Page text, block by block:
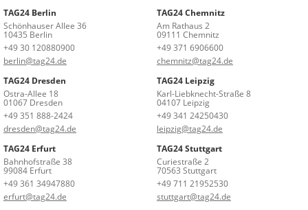
TAG24 Berlin
Schönhauser Allee 36
10435 Berlin
+49 30 120880900
berlin@tag24.de
TAG24 Chemnitz
Am Rathaus 2
09111 Chemnitz
+49 371 6906600
chemnitz@tag24.de
TAG24 Dresden
Ostra-Allee 18
01067 Dresden
+49 351 888-2424
dresden@tag24.de
TAG24 Leipzig
Karl-Liebknecht-Straße 8
04107 Leipzig
+49 341 24250430
leipzig@tag24.de
TAG24 Erfurt
Bahnhofstraße 38
99084 Erfurt
+49 361 34947880
erfurt@tag24.de
TAG24 Stuttgart
Curiestraße 2
70563 Stuttgart
+49 711 21952530
stuttgart@tag24.de